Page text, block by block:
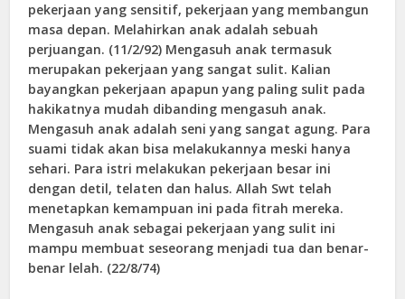
pekerjaan yang sensitif, pekerjaan yang membangun
masa depan. Melahirkan anak adalah sebuah
perjuangan. (11/2/92) Mengasuh anak termasuk
merupakan pekerjaan yang sangat sulit. Kalian
bayangkan pekerjaan apapun yang paling sulit pada
hakikatnya mudah dibanding mengasuh anak.
Mengasuh anak adalah seni yang sangat agung. Para
suami tidak akan bisa melakukannya meski hanya
sehari. Para istri melakukan pekerjaan besar ini
dengan detil, telaten dan halus. Allah Swt telah
menetapkan kemampuan ini pada fitrah mereka.
Mengasuh anak sebagai pekerjaan yang sulit ini
mampu membuat seseorang menjadi tua dan benar-
benar lelah. (22/8/74)